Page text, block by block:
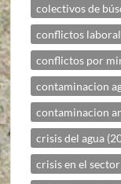
colectivos de
conflictos
conflictos por
contaminacion
contaminacion
crisis del agua
crisis en el